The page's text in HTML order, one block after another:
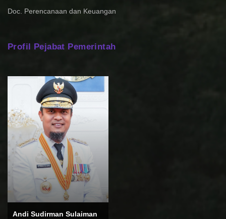
Doc. Perencanaan dan Keuangan
Profil Pejabat Pemerintah
Andi Sudirman Sulaiman